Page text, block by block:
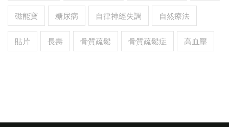
磁能寶 糖尿病 自律神經失調 自然療法
貼片 長壽 骨質疏鬆 骨質疏鬆症 高血壓